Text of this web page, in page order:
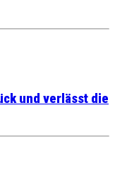
und verlässt die